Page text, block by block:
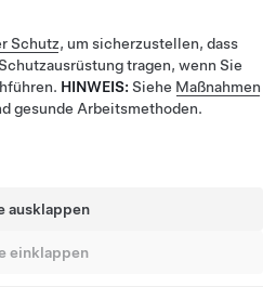
Schutz, um sicherzustellen, dass
tragen, wenn Sie
HINWEIS: Siehe Maßnahmen
gesunde Arbeitsmethoden.
ausklappen
einklappen